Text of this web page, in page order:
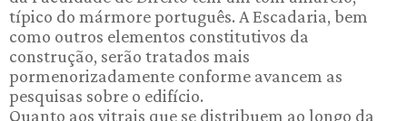
típico do mármore português. A Escadaria, bem
como outros elementos constitutivos da
construção, serão tratados mais
pormenorizadamente conforme avancem as
pesquisas sobre o edifício.
Quanto aos vitrais que se distribuem ao longo da